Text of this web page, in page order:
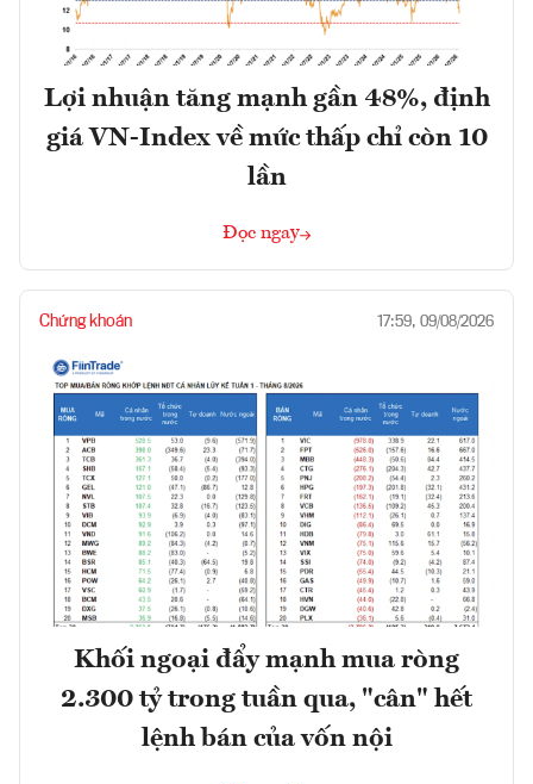
Lợi nhuận tăng mạnh gần 48%, định
giá VN-Index về mức thấp chỉ còn 10
lần
Đọc ngay
Chứng khoán 17:59, 09/08/2026
Khối ngoại đẩy mạnh mua ròng
2.300 tỷ trong tuần qua, "cân" hết
lệnh bán của vốn nội